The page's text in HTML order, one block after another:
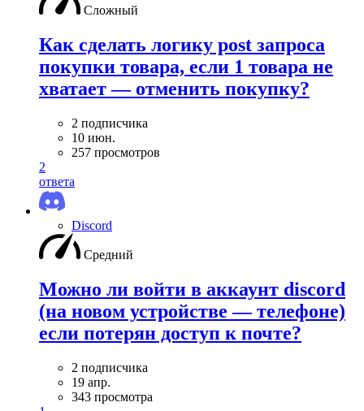
Сложный
Как сделать логику post запроса
покупки товара, если 1 товара не
хватает — отменить покупку?
2 подписчика
10 июн.
257 просмотров
2
ответа
Discord
Средний
Можно ли войти в аккаунт discord
(на новом устройстве — телефоне)
если потерян доступ к почте?
2 подписчика
19 апр.
343 просмотра